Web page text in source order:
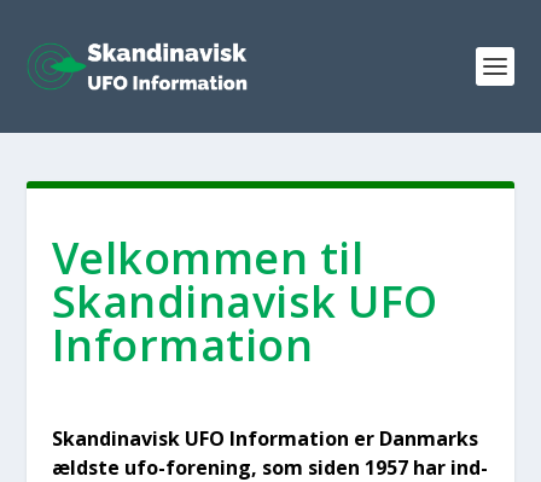
Vel­kom­men til
Skan­di­na­visk UFO
Infor­ma­tion
Skan­di­na­visk UFO Infor­ma­tion er Dan­marks
æld­ste ufo-for­e­ning, som siden 1957 har ind­